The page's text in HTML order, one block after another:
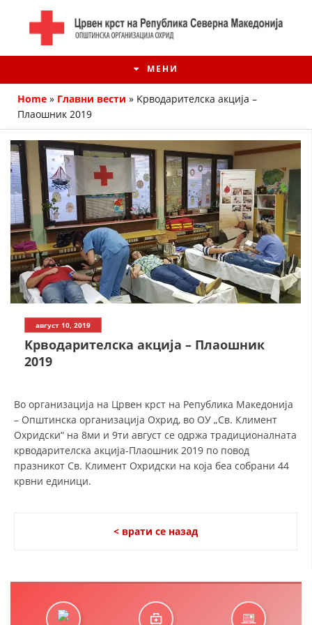
МЕНИ
ИСТОРИЈАТ НА ЦКРМ
ИСТОРИЈАТ НА ДВИЖЕЊЕТО
СТРУКТУРА НА ОРГАНИЗАЦИЈАТА
КОНТАКТ ИНФОРМАЦИИ
ЗАКОН ЗА ЦКРМ
СТАТУТ НА ЦКРМ
ОРГАНИЗАЦИЈА И РАЗВОЈ
СТРУКТУРА И ОРГАНИЗАЦИОНА ПОСТАВЕНОСТ
Home » Главни вести » Kрводарителска акција –
Плаошник 2019
август 10, 2019
Kрводарителска акција – Плаошник
2019
Во организација на Црвен крст на Република Македонија
– Општинска организација Охрид, во ОУ „Св. Климент
Охридски“ на 8ми и 9ти август се одржа традиционалната
крводарителска акција-Плаошник 2019 по повод
празникот Св. Климент Охридски на која беа собрани 44
крвни единици.
< врати се назад